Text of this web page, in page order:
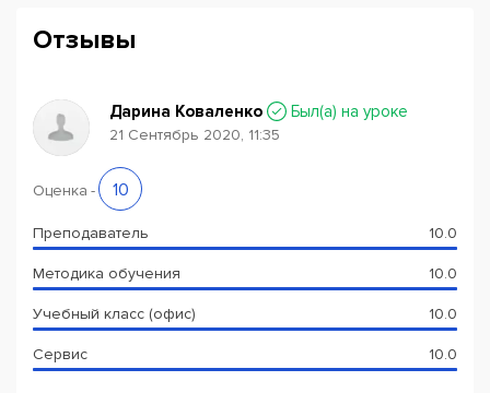
кукольный театр и минимастерскую, чтобы дети c
Papaпоможет,Papaподдержит,
Наши бесплатные дополнительные мероприятия:
Speaking Club;
Game Club (Alias, Mafia).
Отзывы
Дарина Коваленко Был(a) на уроке
21 Сентябрь 2020, 11:35
Оценка - 10
Преподаватель 10.0
Методика обучения 10.0
Учебный класс (офис) 10.0
Сервис 10.0